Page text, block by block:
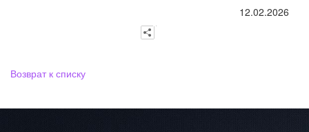
12.02.2026
Возврат к списку